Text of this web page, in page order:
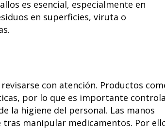
es esencial, especialmente en
en superficies, viruta o
con atención. Productos
por lo que es importante
la higiene del personal. Las manos
manipular medicamentos. Por